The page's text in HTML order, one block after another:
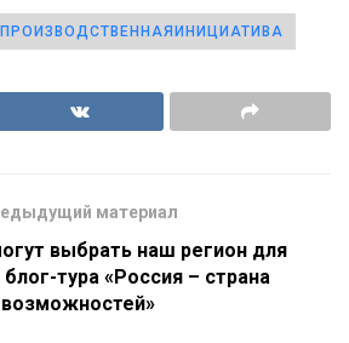
ПРОИЗВОДСТВЕННАЯИНИЦИАТИВА
материал
выбрать наш регион для
тура «Россия – страна
возможностей»